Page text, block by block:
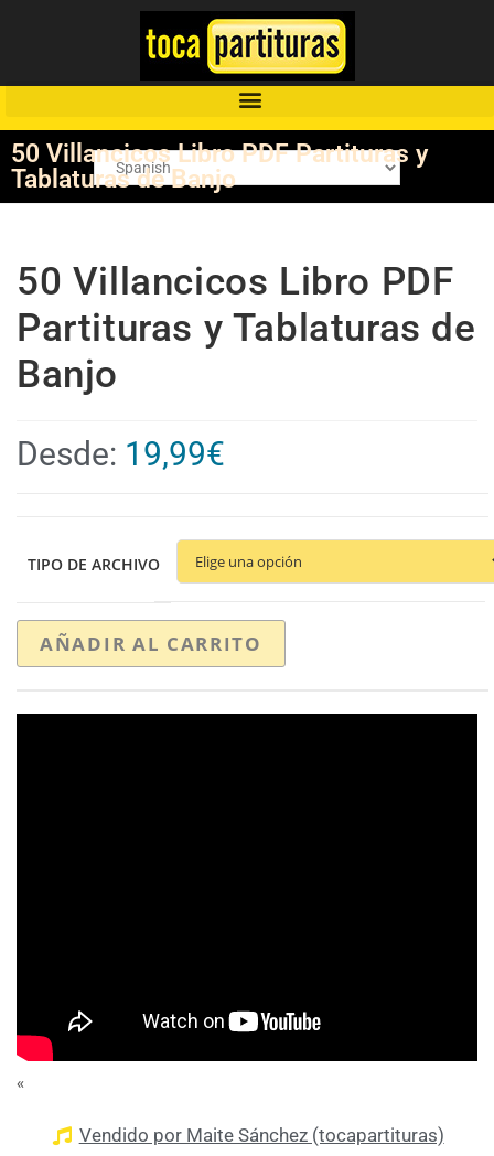
50 Villancicos Libro PDF Partituras y
Tablaturas de Banjo
50 Villancicos Libro PDF
Partituras y Tablaturas de
Banjo
Desde: 19,99€
TIPO DE ARCHIVO
AÑADIR AL CARRITO
«
Vendido por Maite Sánchez (tocapartituras)